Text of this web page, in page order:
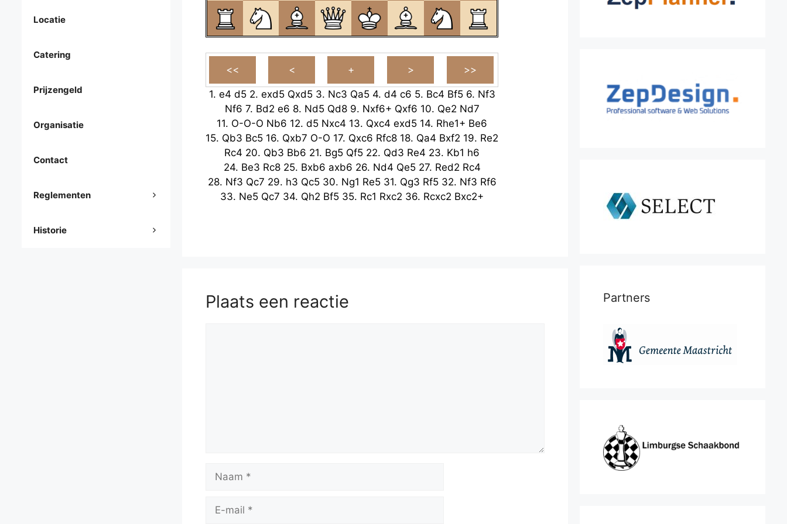
1. e4 d5 2. exd5 Qxd5 3. Nc3 Qa5 4. d4 c6 5. Bc4 Bf5 6. Nf3
Nf6 7. Bd2 e6 8. Nd5 Qd8 9. Nxf6+ Qxf6 10. Qe2 Nd7
11. O-O-O Nb6 12. d5 Nxc4 13. Qxc4 exd5 14. Rhe1+ Be6
15. Qb3 Bc5 16. Qxb7 O-O 17. Qxc6 Rfc8 18. Qa4 Bxf2 19. Re2
Rc4 20. Qb3 Bb6 21. Bg5 Qf5 22. Qd3 Re4 23. Kb1 h6
24. Be3 Rc8 25. Bxb6 axb6 26. Nd4 Qe5 27. Red2 Rc4
28. Nf3 Qc7 29. h3 Qc5 30. Ng1 Re5 31. Qg3 Rf5 32. Nf3 Rf6
33. Ne5 Qc7 34. Qh2 Bf5 35. Rc1 Rxc2 36. Rcxc2 Bxc2+
Plaats een reactie
mail
Locatie
Catering
Prijzengeld
Organisatie
Contact
Reglementen
Historie
Partners